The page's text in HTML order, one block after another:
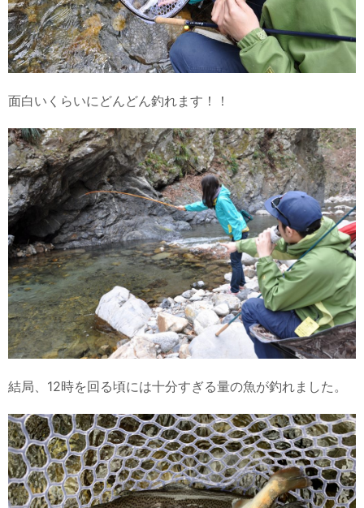
面白いくらいにどんどん釣れます！！
結局、12時を回る頃には十分すぎる量の魚が釣れました。